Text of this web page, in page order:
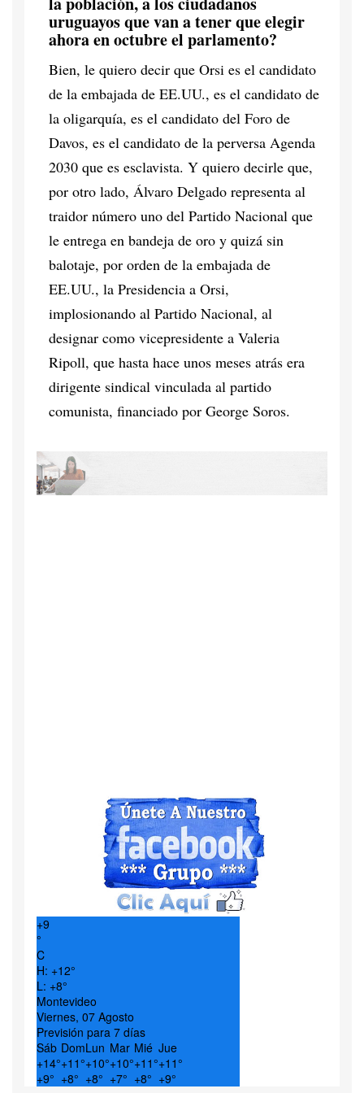
uruguayos que van a tener que elegir
ahora en octubre el parlamento?
Bien, le quiero decir que Orsi es el candidato
de la embajada de EE.UU., es el candidato de
la oligarquía, es el candidato del Foro de
Davos, es el candidato de la perversa Agenda
2030 que es esclavista. Y quiero decirle que,
por otro lado, Álvaro Delgado representa al
traidor número uno del Partido Nacional que
le entrega en bandeja de oro y quizá sin
balotaje, por orden de la embajada de
EE.UU., la Presidencia a Orsi,
implosionando al Partido Nacional, al
designar como vicepresidente a Valeria
Ripoll, que hasta hace unos meses atrás era
dirigente sindical vinculada al partido
comunista, financiado por George Soros.
+9
°
C
H: +12°
L: +8°
Montevideo
Viernes, 07 Agosto
Previsión para 7 días
Sáb DomLun Mar Mié Jue
+14°+11°+10°+10°+11°+11°
+9° +8° +8° +7° +8° +9°